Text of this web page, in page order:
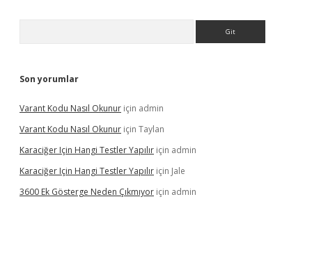
Son yorumlar
Varant Kodu Nasıl Okunur için admin
Varant Kodu Nasıl Okunur için Taylan
Karaciğer Için Hangi Testler Yapılır için admin
Karaciğer Için Hangi Testler Yapılır için Jale
3600 Ek Gösterge Neden Çıkmıyor için admin